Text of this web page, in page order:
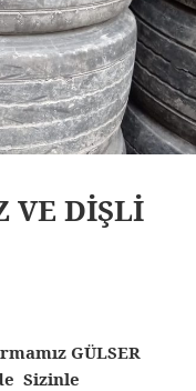
VE DİŞLİ
GÜLSER
Sizinle